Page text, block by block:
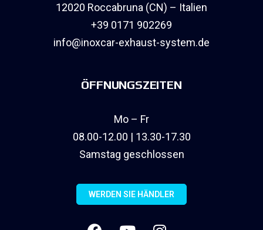
12020 Roccabruna (CN) – Italien
+39 0171 902269
info@inoxcar-exhaust-system.de
ÖFFNUNGSZEITEN
Mo – Fr
08.00-12.00 | 13.30-17.30
Samstag geschlossen
WERDEN SIE HÄNDLER